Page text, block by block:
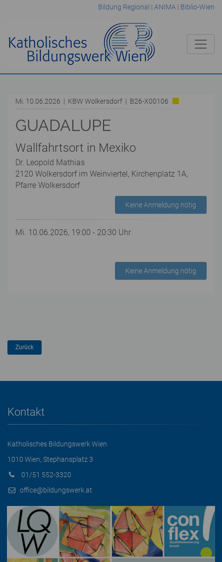
Bildung Regional | ANIMA | Biblio-Wien
Mi. 10.06.2026 | KBW Wolkersdorf | B26-X00106
GUADALUPE
Wallfahrtsort in Mexiko
Dr. Leopold Mathias
2120 Wolkersdorf im Weinviertel, Kirchenplatz 1A,
Pfarre Wolkersdorf
Keine Anmeldung nötig
Mi. 10.06.2026, 19:00 - 20:30 Uhr
Keine Anmeldung nötig
Kontakt
Katholisches Bildungswerk Wien
1010 Wien, Stephansplatz 3
01/51 552-3320
office@bildungswerk.at